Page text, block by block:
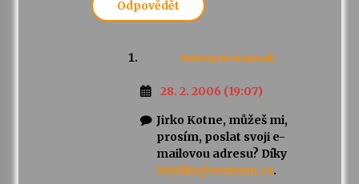
Odpovědět
Anonym napsal:
28. 2. 2006 (19:07)
Jirko Kotne, můžeš mi,
prosím, poslat svoji e-
mailovou adresu? Díky
Styrlitz@seznam.cz.